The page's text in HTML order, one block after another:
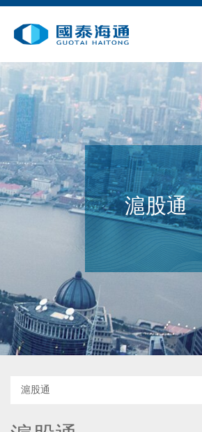
業務概覽
環境、社會及企業管治 國泰海通證券
滬股通
滬股通